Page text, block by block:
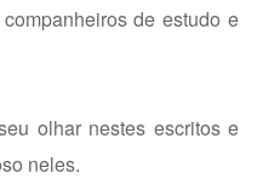
de estudo e
olhar nestes escritos e
neles.